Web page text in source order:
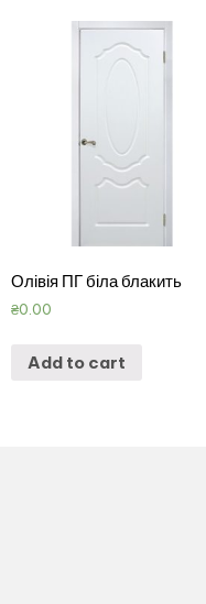
Олівія ПГ біла блакить
₴0.00
Add to cart